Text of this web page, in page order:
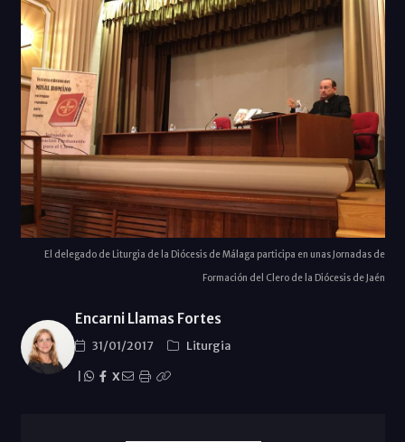
El delegado de Liturgia de la Diócesis de Málaga participa en unas Jornadas de
Formación del Clero de la Diócesis de Jaén
Encarni Llamas Fortes
31/01/2017
Liturgia
X